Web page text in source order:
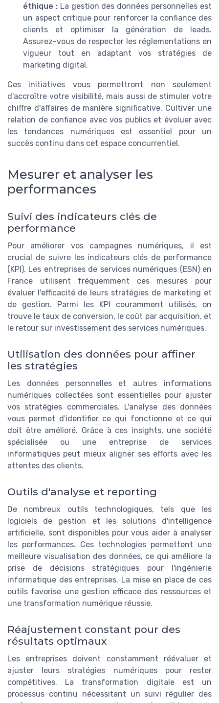
éthique :La gestion des données personnelles est
un aspect critique pour renforcer la confiance des
clients et optimiser la génération de leads.
Assurez-vous de respecter les réglementations en
vigueur tout en adaptant vos stratégies de
marketing digital.
Ces initiatives vous permettront non seulement
d'accroître votre visibilité, mais aussi de stimuler votre
chiffre d'affaires de manière significative. Cultiver une
relation de confiance avec vos publics et évoluer avec
les tendances numériques est essentiel pour un
succès continu dans cet espace concurrentiel.
Mesurer et analyser les
performances
Suivi des indicateurs clés de
performance
Pour améliorer vos campagnes numériques, il est
crucial de suivre les indicateurs clés de performance
(KPI). Les entreprises de services numériques (ESN) en
France utilisent fréquemment ces mesures pour
évaluer l'efficacité de leurs stratégies de marketing et
de gestion. Parmi les KPI couramment utilisés, on
trouve le taux de conversion, le coût par acquisition, et
le retour sur investissement des services numériques.
Utilisation des données pour affiner
les stratégies
Les données personnelles et autres informations
numériques collectées sont essentielles pour ajuster
vos stratégies commerciales. L'analyse des données
vous permet d'identifier ce qui fonctionne et ce qui
doit être amélioré. Grâce à ces insights, une société
spécialisée ou une entreprise de services
informatiques peut mieux aligner ses efforts avec les
attentes des clients.
Outils d'analyse et reporting
De nombreux outils technologiques, tels que les
logiciels de gestion et les solutions d'intelligence
artificielle, sont disponibles pour vous aider à analyser
les performances. Ces technologies permettent une
meilleure visualisation des données, ce qui améliore la
prise de décisions stratégiques pour l'ingénierie
informatique des entreprises. La mise en place de ces
outils favorise une gestion efficace des ressources et
une transformation numérique réussie.
Réajustement constant pour des
résultats optimaux
Les entreprises doivent constamment réévaluer et
ajuster leurs stratégies numériques pour rester
compétitives. La transformation digitale est un
processus continu nécessitant un suivi régulier des